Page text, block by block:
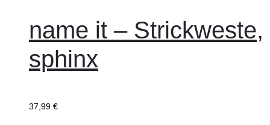
mehrere
Varianten
auf.
Optionen
name it – Strickweste,
sphinx
37,99 €